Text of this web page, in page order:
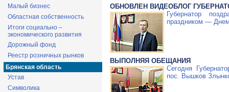
Малый бизнес
Областная собственность
Итоги социально –
экономического развития
Дорожный фонд
Реестр розничных рынков
Брянская область
Устав
Символика
ОБНОВЛЕН ВИДЕОБЛОГ
Губернатор
праздником —
ВЫПОЛНЯЯ ОБЕЩАНИЯ
Сегодня
пос. Вышков